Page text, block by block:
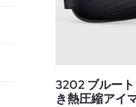
3202 ブルー
き熱圧縮アイ